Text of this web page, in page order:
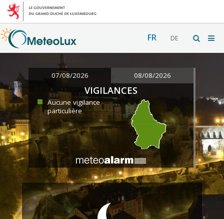
FR DE
07/08/2026 08/08/2026
VIGILANCES
Aucune vigilance
particulière